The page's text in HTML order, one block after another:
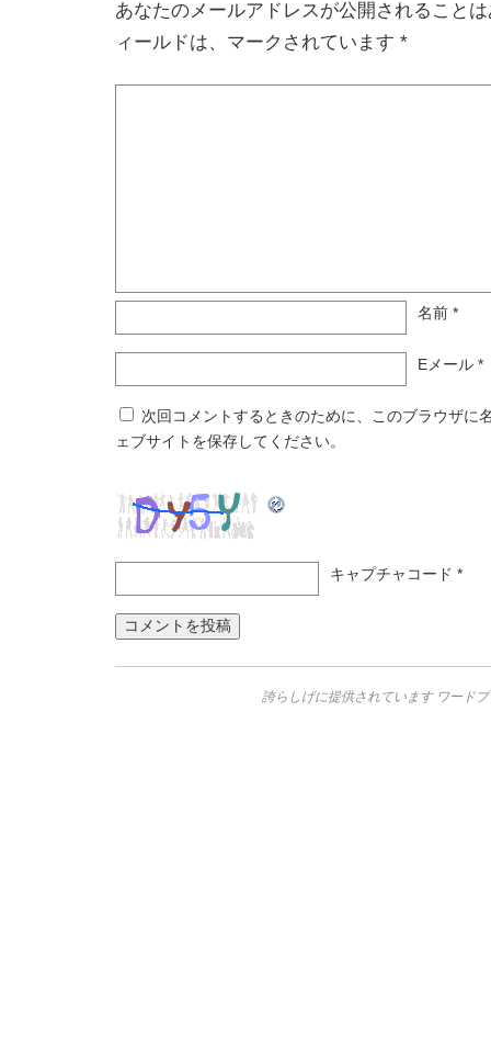
あなたのメールアドレスが公開されること
ィールドは、マークされています *
名前 *
Eメール *
次回コメントするときのために、このブラウザに
ェブサイトを保存してください。
キャプチャコード *
誇らしげに提供されています ワード